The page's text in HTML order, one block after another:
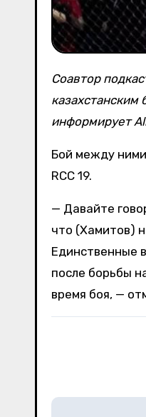
Соавтор
казахстанским
информирует
Бой между ними
RCC 19.
— Давайте
что (Хамитов)
Единственные
после борьбы
время боя, —
Н